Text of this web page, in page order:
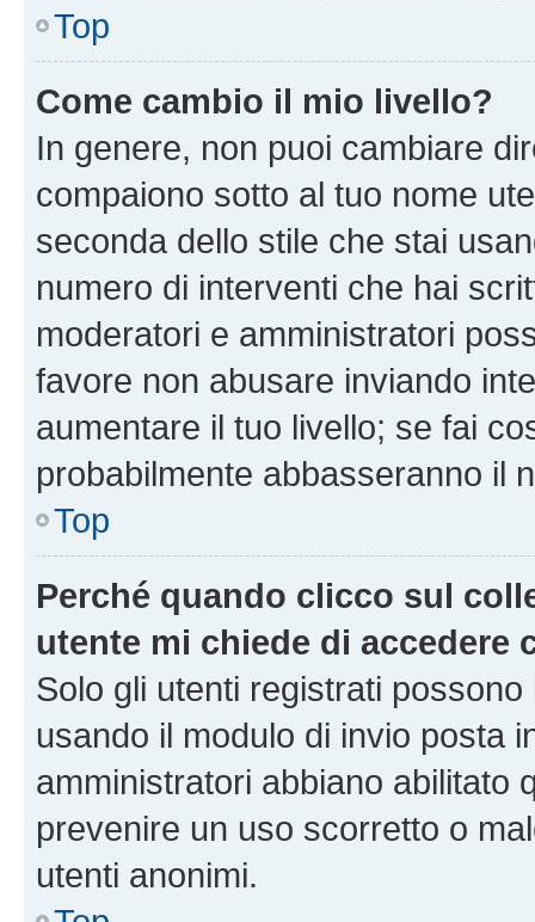
Top
Come cambio il mio livello?
In genere, non puoi cambiare
compaiono sotto al tuo nome
seconda dello stile che stai
numero di interventi che hai
moderatori e amministratori
favore non abusare inviando
aumentare il tuo livello; se fai
probabilmente abbasseranno il
Top
Perché quando clicco sul
utente mi chiede di accedere
Solo gli utenti registrati
usando il modulo di invio posta
amministratori abbiano abilitato
prevenire un uso scorretto o
utenti anonimi.